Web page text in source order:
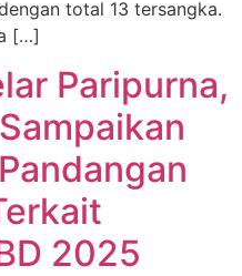
total 13 tersangka.
[…]
Paripurna,
2025